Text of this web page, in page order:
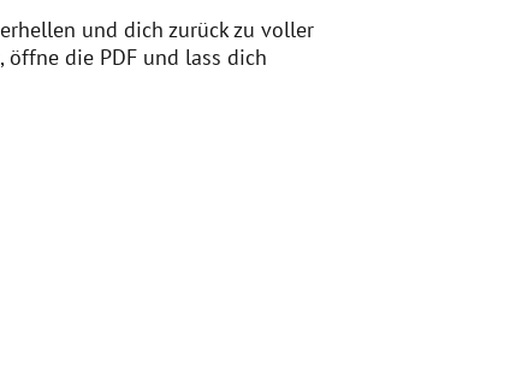
und dich zurück zu voller
die PDF und lass dich